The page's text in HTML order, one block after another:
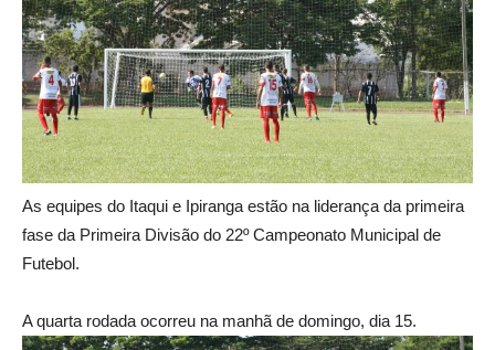
As equipes do Itaqui e Ipiranga estão na liderança da primeira
fase da Primeira Divisão do 22º Campeonato Municipal de
Futebol.
A quarta rodada ocorreu na manhã de domingo, dia 15.